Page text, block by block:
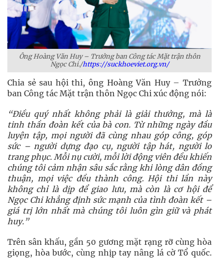
Ông Hoàng Văn Huy – Trưởng ban Công tác Mặt trận thôn
Ngọc Chi./https://suckhoeviet.org.vn/
Chia sẻ sau hội thi, ông Hoàng Văn Huy – Trưởng
ban Công tác Mặt trận thôn Ngọc Chi xúc động nói:
“Điều quý nhất không phải là giải thưởng, mà là
tinh thần đoàn kết của bà con. Từ những ngày đầu
luyện tập, mọi người đã cùng nhau góp công, góp
sức – người dựng đạo cụ, người tập hát, người lo
trang phục. Mỗi nụ cười, mỗi lời động viên đều khiến
chúng tôi cảm nhận sâu sắc rằng khi lòng dân đồng
thuận, mọi việc đều thành công. Hội thi lần này
không chỉ là dịp để giao lưu, mà còn là cơ hội để
Ngọc Chi khẳng định sức mạnh của tình đoàn kết –
giá trị lớn nhất mà chúng tôi luôn gìn giữ và phát
huy.”
Trên sân khấu, gần 50 gương mặt rạng rỡ cùng hòa
giọng, hòa bước, cùng nhịp tay nâng lá cờ Tổ quốc.